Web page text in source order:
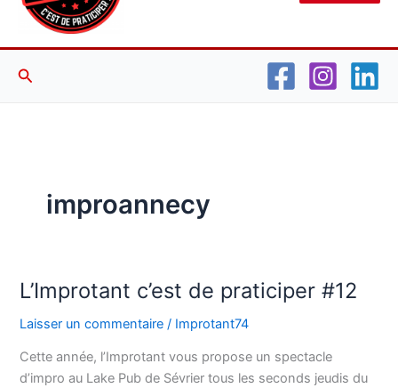
Rechercher
improannecy
L’Improtant c’est de praticiper #12
Laisser un commentaire / Improtant74
Cette année, l’Improtant vous propose un spectacle
d’impro au Lake Pub de Sévrier tous les seconds jeudis du
L’Improtant
de
praticiper
#12